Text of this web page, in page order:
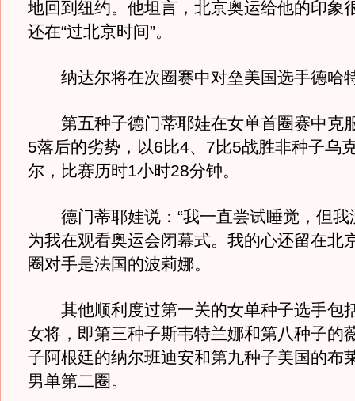
地回到纽约。他坦言，北京奥运给他的印象
还在“过北京时间”。
纳达尔将在次圈赛中对垒美国选手德哈
第五种子德门蒂耶娃在女单首圈赛中克
5落后的劣势，以6比4、7比5战胜非种子乌
尔，比赛历时1小时28分钟。
德门蒂耶娃说：“我一直尝试睡觉，但我
为我在观看奥运会闭幕式。我的心还留在北
圈对手是法国的波莉娜。
其他顺利度过第一关的女单种子选手包
女将，即第三种子斯韦特兰娜和第八种子的
子阿根廷的纳尔班迪安和第九种子美国的布
男单第二圈。